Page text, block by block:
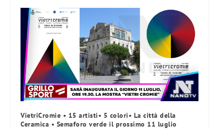
VietriCromie • 15 artisti• 5 colori• La città della
Ceramica • Semaforo verde il prossimo 11 luglio